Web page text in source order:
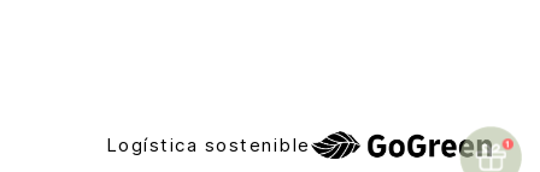
Logística sostenible